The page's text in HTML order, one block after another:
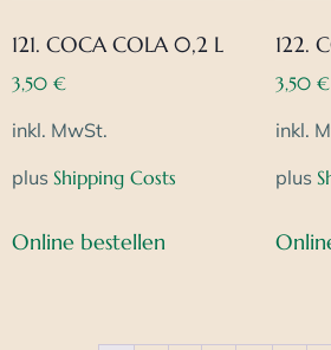
121. COCA COLA 0,2 L
3,50 €
inkl. MwSt.
plus Shipping Costs
Online bestellen
122.
3,50 €
inkl.
plus